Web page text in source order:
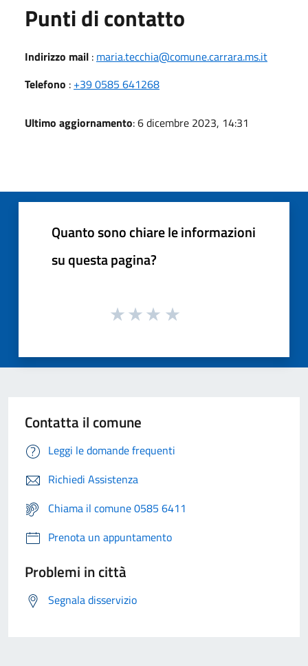
Punti di contatto
Indirizzo mail : maria.tecchia@comune.carrara.ms.it
Telefono : +39 0585 641268
Ultimo aggiornamento: 6 dicembre 2023, 14:31
Quanto sono chiare le informazioni
su questa pagina?
Contatta il comune
Leggi le domande frequenti
Richiedi Assistenza
Chiama il comune 0585 6411
Prenota un appuntamento
Problemi in città
Segnala disservizio